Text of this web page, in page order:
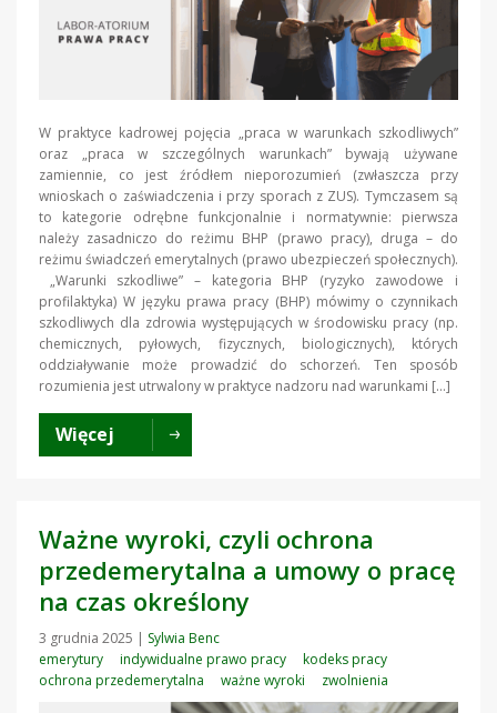
W praktyce kadrowej pojęcia „praca w warunkach szkodliwych”
oraz „praca w szczególnych warunkach” bywają używane
zamiennie, co jest źródłem nieporozumień (zwłaszcza przy
wnioskach o zaświadczenia i przy sporach z ZUS). Tymczasem są
to kategorie odrębne funkcjonalnie i normatywnie: pierwsza
należy zasadniczo do reżimu BHP (prawo pracy), druga – do
reżimu świadczeń emerytalnych (prawo ubezpieczeń społecznych).
„Warunki szkodliwe” – kategoria BHP (ryzyko zawodowe i
profilaktyka) W języku prawa pracy (BHP) mówimy o czynnikach
szkodliwych dla zdrowia występujących w środowisku pracy (np.
chemicznych, pyłowych, fizycznych, biologicznych), których
oddziaływanie może prowadzić do schorzeń. Ten sposób
rozumienia jest utrwalony w praktyce nadzoru nad warunkami […]
Więcej
Ważne wyroki, czyli ochrona
przedemerytalna a umowy o pracę
na czas określony
3 grudnia 2025 | Sylwia Benc
emerytury
indywidualne prawo pracy
kodeks pracy
ochrona przedemerytalna
ważne wyroki zwolnienia